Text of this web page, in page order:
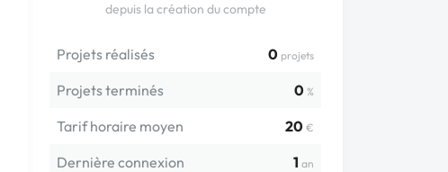
depuis la création du compte
Projets réalisés 0 projets
Projets terminés 0 %
Tarif horaire moyen 20 €
Dernière connexion 1 an